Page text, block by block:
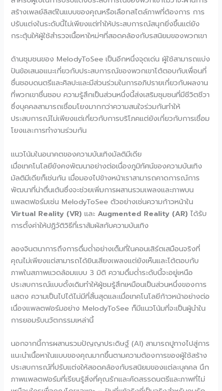
สร้างเพลย์ลิสต์ในแบบของคุณหรือเลือกสไตล์ภาพที่ต้องการ การ
ปรับแต่งในระดับนี้ไม่เพียงแต่ทำให้ประสบการณ์สนุกยิ่งขึ้นแต่ยัง
กระตุ้นให้ผู้ใช้สำรวจเนื้อหาใหม่ๆที่สอดคล้องกับรสนิยมของพวกเขา
ด้านชุมชนของ MelodyToSee เป็นอีกหนึ่งจุดเด่น ผู้ใช้สามารถแบ่ง
ปันข้อเสนอแนะเกี่ยวกับประสบการณ์ของพวกเขาโต้ตอบกับเพื่อนที่
ชื่นชอบดนตรีและศิลปะและมีส่วนร่วมในการอภิปรายเกี่ยวกับผลงาน
ที่พวกเขาชื่นชอบ ความรู้สึกเป็นส่วนหนึ่งนี้ส่งเสริมชุมชนที่มีชีวิตชีวา
ซึ่งบุคคลสามารถเชื่อมโยงมากกว่าความสนใจร่วมกันทำให้
ประสบการณ์ไม่เพียงแต่เกี่ยวกับการบริโภคแต่ยังเกี่ยวกับการเชื่อม
โยงและการทำงานร่วมกัน
แนวโน้มในอนาคตของความบันเทิงมัลติมีเดีย
เมื่อเทคโนโลยียังคงพัฒนาอย่างต่อเนื่องภูมิทัศน์ของความบันเทิง
มัลติมีเดียก็เช่นกัน เมื่อมองไปข้างหน้าเราสามารถคาดการณ์การ
พัฒนาที่น่าตื่นเต้นซึ่งจะช่วยเพิ่มการผสานรวมเพลงและภาพบน
แพลตฟอร์มเช่น MelodyToSee ตัวอย่างเช่นความก้าวหน้าใน
Virtual Reality (VR) และAugmented Reality (AR) ได้รับ
การตั้งค่าให้ปฏิวัติวิธีที่เราสัมผัสกับความบันเทิง
ลองจินตนาการถึงการดื่มด่ำอย่างเต็มที่ในคอนเสิร์ตเสมือนจริงที่
คุณไม่เพียงแต่สามารถได้ยินเสียงเพลงแต่ยังเห็นและโต้ตอบกับ
ภาพในสภาพแวดล้อมแบบ 3 มิติ ความดื่มด่ำระดับนี้จะอยู่เหนือ
ประสบการณ์แบบดั้งเดิมทำให้ผู้ชมรู้สึกเหมือนเป็นส่วนหนึ่งของการ
แสดง ความเป็นไปได้ไม่มีที่สิ้นสุดและเมื่อเทคโนโลยีก้าวหน้าอย่างต่อ
เนื่องแพลตฟอร์มอย่าง MelodyToSee ก็มีแนวโน้มที่จะเป็นผู้นำใน
การยอมรับนวัตกรรมเหล่านี้
นอกจากนี้การผสานรวมปัญญาประดิษฐ์ (AI) สามารถปูทางไปสู่การ
แนะนำเนื้อหาในแบบของคุณมากขึ้นตามความต้องการของผู้ใช้สร้าง
ประสบการณ์ที่ปรับแต่งให้สอดคล้องกับรสนิยมของแต่ละบุคคล นึก
ภาพแพลตฟอร์มที่เรียนรู้สิ่งที่คุณรักและคัดสรรดนตรีและภาพที่ไม่